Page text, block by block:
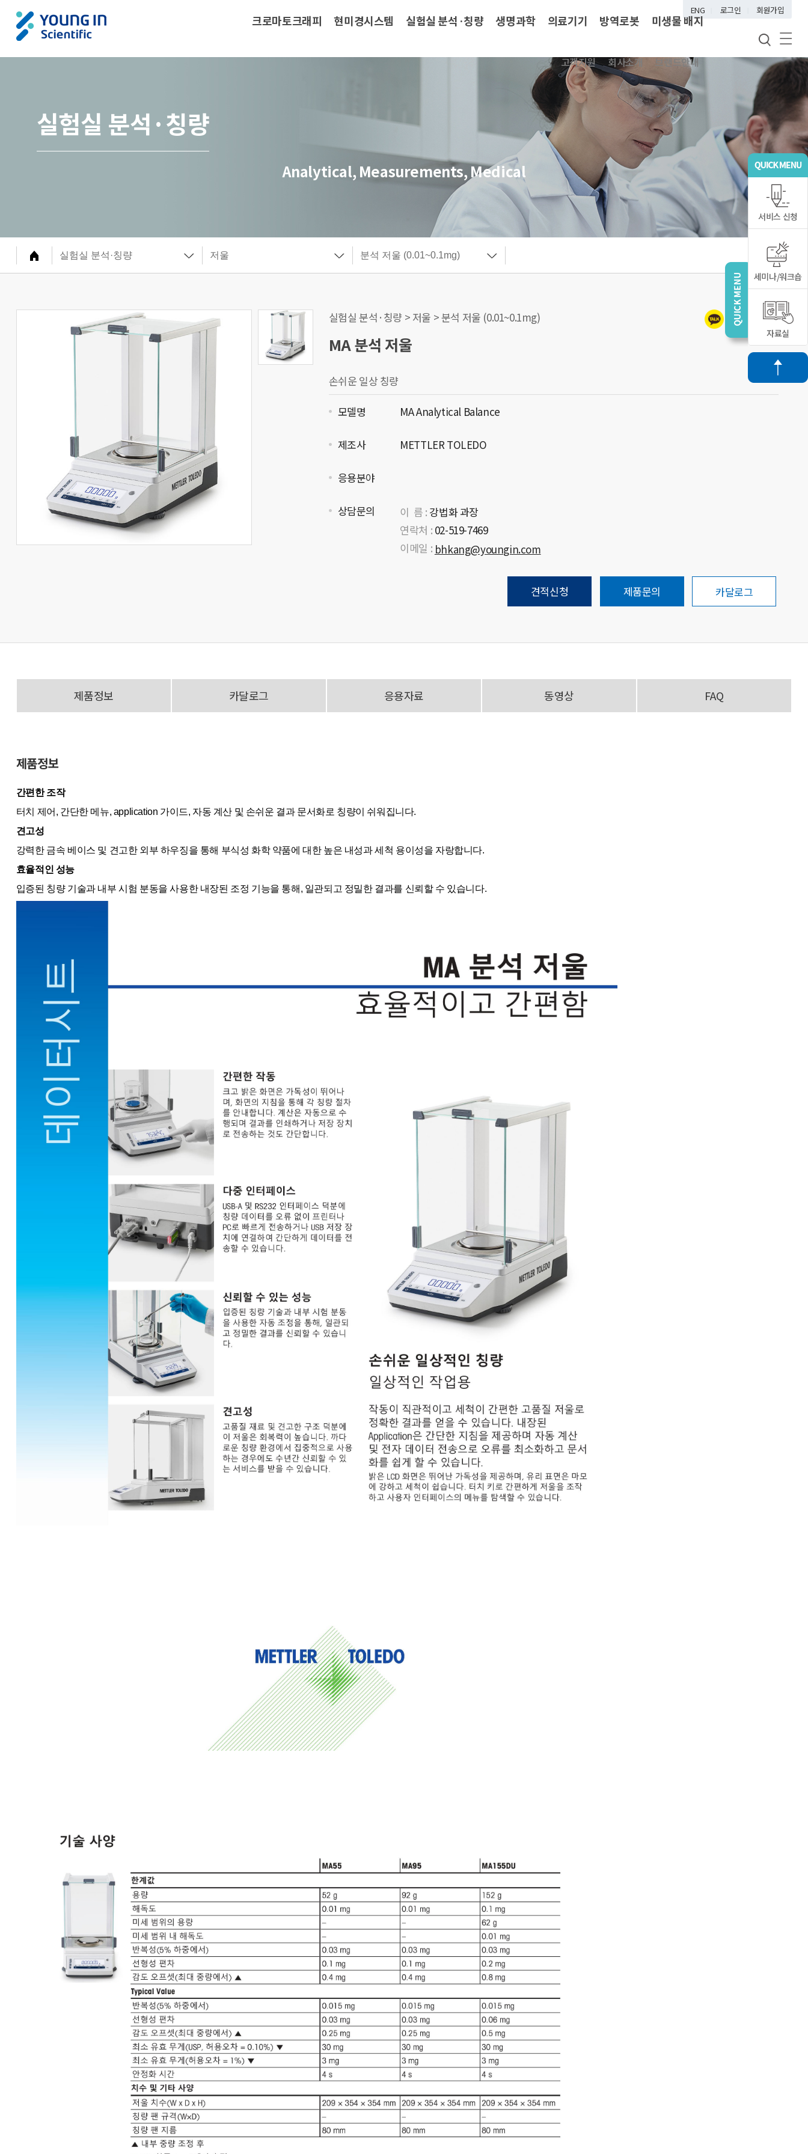
ENG 로그인 회원가입
크로마토크래피 현미경시스템 실험실 분석·칭량 생명과학 의료기기 방역로봇 미생물 배지
브랜드안내
회사소개
고객지원
서비스 신청
세미나/워크숍
자료실
실험실 분석·칭량
Analytical, Measurements, Medical
실험실 분석·칭량 > 저울 > 분석 저울 (0.01~0.1mg)
MA 분석 저울
손쉬운 일상 칭량
모델명 MA Analytical Balance
제조사 METTLER TOLEDO
응용분야
상담문의 이 름 : 강법화 과장
연락처 : 02-519-7469
이메일 : bhkang@youngin.com
견적신청 제품문의 카달로그
제품정보 카달로그 응용자료 동영상 FAQ
제품정보
간편한 조작
터치 제어, 간단한 메뉴, application 가이드, 자동 계산 및 손쉬운 결과 문서화로 칭량이 쉬워집니다.
견고성
강력한 금속 베이스 및 견고한 외부 하우징을 통해 부식성 화학 약품에 대한 높은 내성과 세척 용이성을 자랑합니다.
효율적인 성능
입증된 칭량 기술과 내부 시험 분동을 사용한 내장된 조정 기능을 통해, 일관되고 정밀한 결과를 신뢰할 수 있습니다.